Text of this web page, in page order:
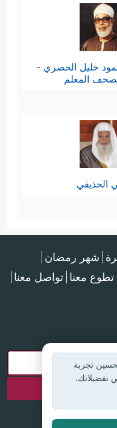
خليل الحصري -
المعلم
الحذيفي
شهر رمضان
تطوع معنا تواصل معنا
تجربة
تفضيلاتك.